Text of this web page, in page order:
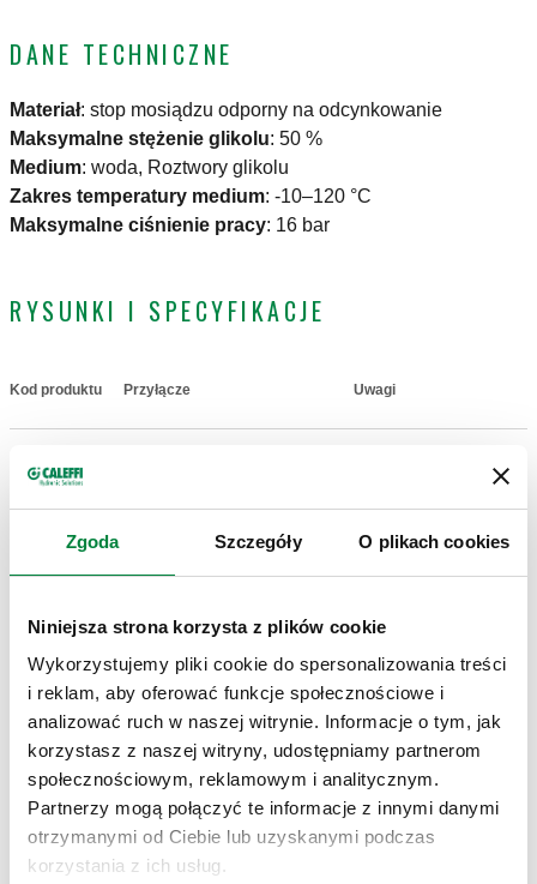
Zgoda Szczegóły O plikach cookies
Niniejsza strona korzysta z plików cookie
Wykorzystujemy pliki cookie do spersonalizowania treści
i reklam, aby oferować funkcje społecznościowe i
analizować ruch w naszej witrynie. Informacje o tym, jak
korzystasz z naszej witryny, udostępniamy partnerom
społecznościowym, reklamowym i analitycznym.
Partnerzy mogą połączyć te informacje z innymi danymi
otrzymanymi od Ciebie lub uzyskanymi podczas
korzystania z ich usług.
DANE TECHNICZNE
Materiał: stop mosiądzu odporny na odcynkowanie
Maksymalne stężenie glikolu: 50 %
Medium: woda, Roztwory glikolu
Zakres temperatury medium: -10–120 °C
Maksymalne ciśnienie pracy: 16 bar
RYSUNKI I SPECYFIKACJE
Kod produktu Przyłącze Uwagi
142140
Rysunki 2D
DWG DXF
Modele 3D
Specyfikacja techniczna